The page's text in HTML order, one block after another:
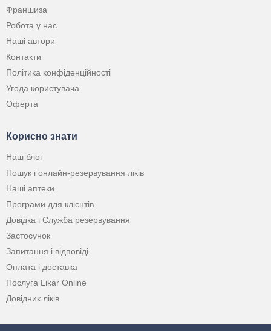
Франшиза
Робота у нас
Наші автори
Контакти
Політика конфіденційності
Угода користувача
Оферта
Корисно знати
Наш блог
Пошук і онлайн-резервування ліків
Наші аптеки
Програми для клієнтів
Довідка і Служба резервування
Застосунок
Запитання і відповіді
Оплата і доставка
Послуга Likar Online
Довідник ліків